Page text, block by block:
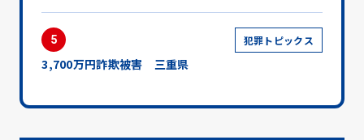
5 犯罪トピックス
3,700万円詐欺被害 三重県